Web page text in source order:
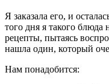
Я заказала его, и
того дня я такого блюда
рецепты, пытаясь
нашла один, который
Нам понадобится: